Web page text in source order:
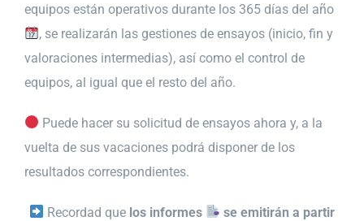
equipos están operativos durante los 365 días del año
, se realizarán las gestiones de ensayos (inicio, fin y
valoraciones intermedias), así como el control de
equipos, al igual que el resto del año.
Puede hacer su solicitud de ensayos ahora y, a la
vuelta de sus vacaciones podrá disponer de los
resultados correspondientes.
Recordad que los informes
se emitirán a partir